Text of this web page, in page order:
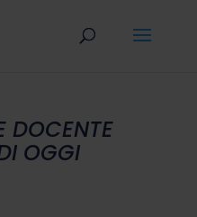
DOCENTE
OGGI